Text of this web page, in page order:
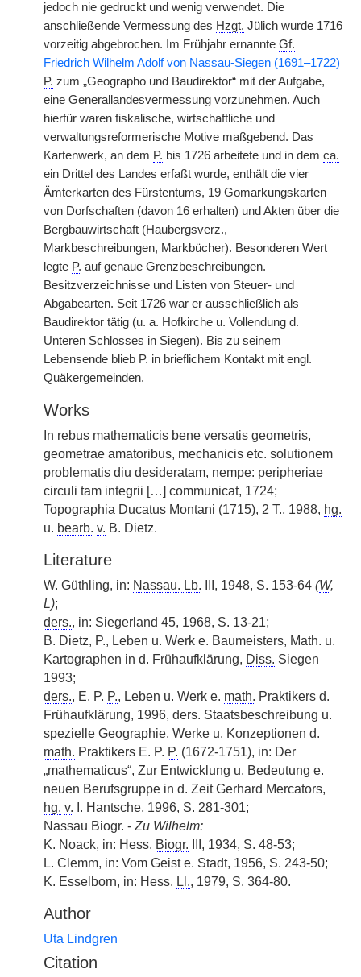
jedoch nie gedruckt und wenig verwendet. Die
anschließende Vermessung des Hzgt. Jülich wurde 1716
vorzeitig abgebrochen. Im Frühjahr ernannte Gf.
Friedrich Wilhelm Adolf von Nassau-Siegen (1691–1722)
P. zum „Geographo und Baudirektor“ mit der Aufgabe,
eine Generallandesvermessung vorzunehmen. Auch
hierfür waren fiskalische, wirtschaftliche und
verwaltungsreformerische Motive maßgebend. Das
Kartenwerk, an dem P. bis 1726 arbeitete und in dem ca.
ein Drittel des Landes erfaßt wurde, enthält die vier
Ämterkarten des Fürstentums, 19 Gomarkungskarten
von Dorfschaften (davon 16 erhalten) und Akten über die
Bergbauwirtschaft (Haubergsverz.,
Markbeschreibungen, Markbücher). Besonderen Wert
legte P. auf genaue Grenzbeschreibungen.
Besitzverzeichnisse und Listen von Steuer- und
Abgabearten. Seit 1726 war er ausschließlich als
Baudirektor tätig (u. a. Hofkirche u. Vollendung d.
Unteren Schlosses in Siegen). Bis zu seinem
Lebensende blieb P. in brieflichem Kontakt mit engl.
Quäkergemeinden.
Works
In rebus mathematicis bene versatis geometris,
geometrae amatoribus, mechanicis etc. solutionem
problematis diu desideratam, nempe: peripheriae
circuli tam integrii […] communicat, 1724;
Topographia Ducatus Montani (1715), 2 T., 1988, hg.
u. bearb. v. B. Dietz.
Literature
W. Güthling, in: Nassau. Lb. III, 1948, S. 153-64 (W,
L);
ders., in: Siegerland 45, 1968, S. 13-21;
B. Dietz, P., Leben u. Werk e. Baumeisters, Math. u.
Kartographen in d. Frühaufklärung, Diss. Siegen
1993;
ders., E. P. P., Leben u. Werk e. math. Praktikers d.
Frühaufklärung, 1996, ders. Staatsbeschreibung u.
spezielle Geographie, Werke u. Konzeptionen d.
math. Praktikers E. P. P. (1672-1751), in: Der
„mathematicus“, Zur Entwicklung u. Bedeutung e.
neuen Berufsgruppe in d. Zeit Gerhard Mercators,
hg. v. I. Hantsche, 1996, S. 281-301;
Nassau Biogr. - Zu Wilhelm:
K. Noack, in: Hess. Biogr. III, 1934, S. 48-53;
L. Clemm, in: Vom Geist e. Stadt, 1956, S. 243-50;
K. Esselborn, in: Hess. Ll., 1979, S. 364-80.
Author
Uta Lindgren
Citation